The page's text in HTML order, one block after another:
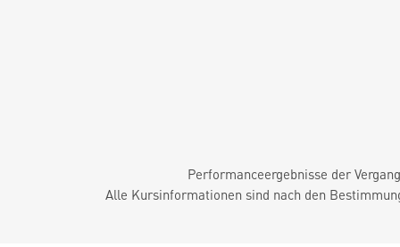
Performanceergebnisse der
Alle Kursinformationen sind nach den